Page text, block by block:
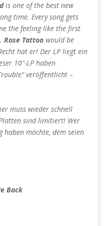
is one of the best new
time. Every song gets
the feeling like the first
Rose Tattoowould be
hat er! Der LP liegt ein
10″-LP haben
veröffentlicht –
muss wieder schnell
sind limitiert! Wer
haben möchte, dem seien
Back